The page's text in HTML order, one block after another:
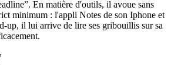
En matière d'outils, il avoue sans
minimum : l'appli Notes de son Iphone et
up, il lui arrive de lire ses gribouillis sur sa